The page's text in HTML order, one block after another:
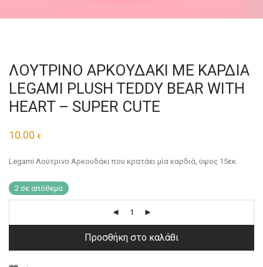
ΛΟΥΤΡΙΝΟ ΑΡΚΟΥΔΑΚΙ ΜΕ ΚΑΡΔΙΑ
LEGAMI PLUSH TEDDY BEAR WITH
HEART – SUPER CUTE
10.00 €
Legami Λούτρινο Αρκουδάκι που κρατάει μία καρδιά, ύψος 15εκ.
2 σε απόθεμα
Προσθήκη στο καλάθι